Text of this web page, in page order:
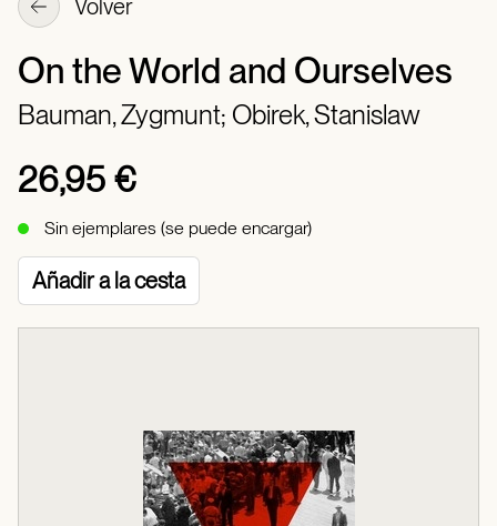
Volver
On the World and Ourselves
Bauman, Zygmunt; Obirek, Stanislaw
26,95 €
Sin ejemplares (se puede encargar)
Añadir a la cesta